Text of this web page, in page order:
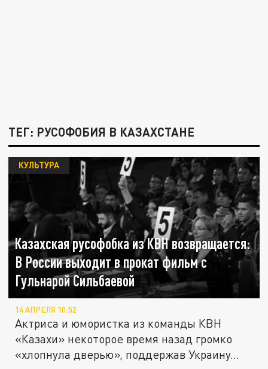
ТЕГ: РУСОФОБИЯ В КАЗАХСТАНЕ
Казахская русофобка из КВН возвращается:
В России выходит в прокат фильм с
Гульнарой Сильбаевой
КУЛЬТУРА
14 АПРЕЛЯ 10:52
Актриса и юмористка из команды КВН
«Казахи» некоторое время назад громко
«хлопнула дверью», поддержав Украину...